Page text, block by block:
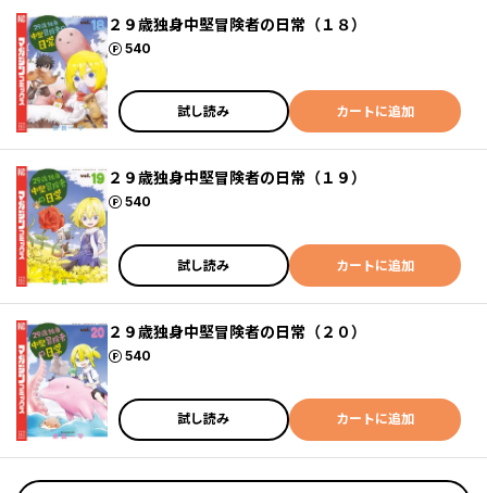
２９歳独身中堅冒険者の日常（１８）
540
ポイント
試し読み カートに追加
２９歳独身中堅冒険者の日常（１９）
540
ポイント
試し読み カートに追加
２９歳独身中堅冒険者の日常（２０）
540
ポイント
試し読み カートに追加